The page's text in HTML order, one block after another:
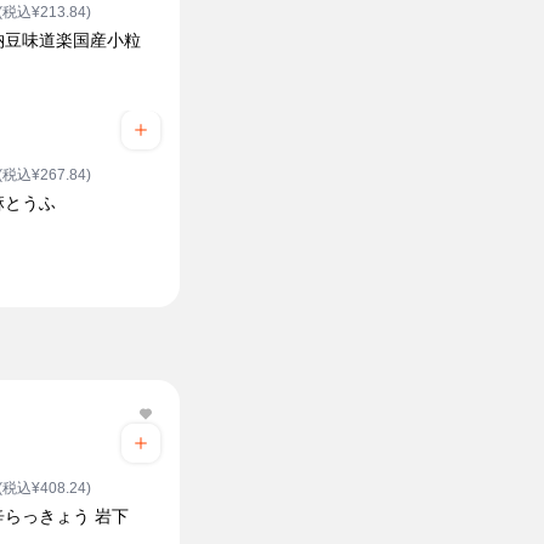
税込¥213.84)
豆味道楽国産小粒
税込¥267.84)
とうふ
税込¥408.24)
らっきょう 岩下